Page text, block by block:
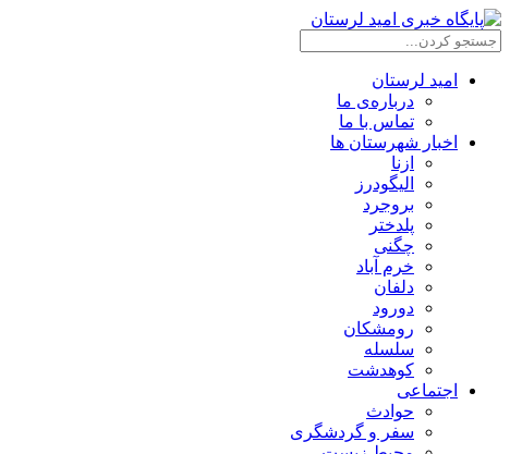
امید لرستان
درباره‌ی ما
تماس با ما
اخبار شهرستان ها
ازنا
الیگودرز
بروجرد
پلدختر
چگنی
خرم آباد
دلفان
دورود
رومشکان
سلسله
کوهدشت
اجتماعی
حوادث
سفر و گردشگری